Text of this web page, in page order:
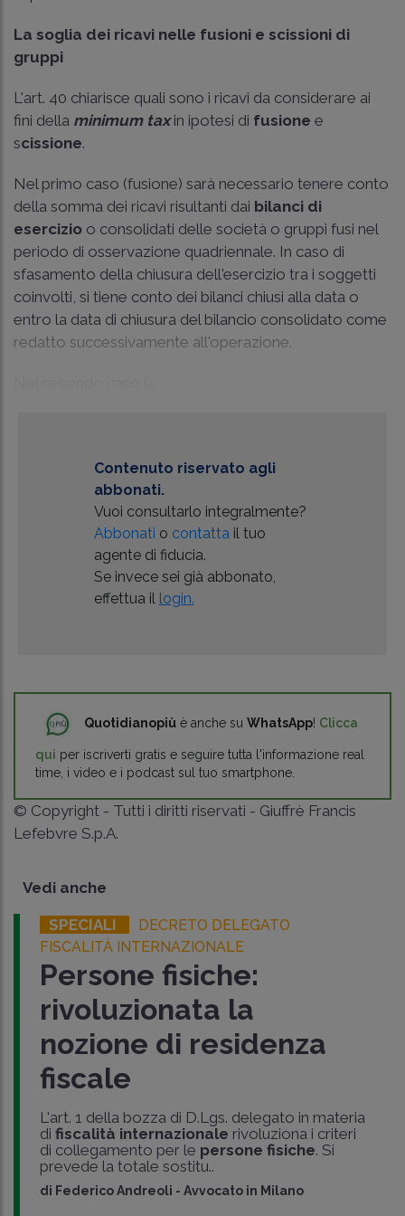
La soglia dei ricavi nelle fusioni e scissioni di
gruppi
L'art. 40 chiarisce quali sono i ricavi da considerare ai
fini della minimum taxin ipotesi di fusione e
scissione.
Nel primo caso (fusione) sarà necessario tenere conto
della somma dei ricavi risultanti dai bilanci di
esercizio o consolidati delle società o gruppi fusi nel
periodo di osservazione quadriennale. In caso di
sfasamento della chiusura dell'esercizio tra i soggetti
coinvolti, si tiene conto dei bilanci chiusi alla data o
entro la data di chiusura del bilancio consolidato come
redatto successivamente all'operazione.
Contenuto riservato agli
abbonati.
Vuoi consultarlo integralmente?
Abbonati o contatta il tuo
agente di fiducia.
Se invece sei già abbonato,
effettua il login.
Quotidianopiù è anche su WhatsApp! Clicca
qui per iscriverti gratis e seguire tutta l'informazione real
time, i video e i podcast sul tuo smartphone.
© Copyright - Tutti i diritti riservati - Giuffrè Francis
Lefebvre S.p.A.
Vedi anche
SPECIALI
DECRETO DELEGATO
FISCALITÀ INTERNAZIONALE
Persone fisiche:
rivoluzionata la
nozione di residenza
fiscale
L'art. 1 della bozza di D.Lgs. delegato in materia
di fiscalità internazionale rivoluziona i criteri
di collegamento per le persone fisiche. Si
prevede la totale sostitu..
di Federico Andreoli - Avvocato in Milano